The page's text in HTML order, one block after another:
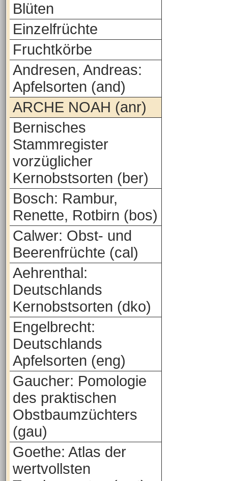
Blüten
Einzelfrüchte
Fruchtkörbe
Andresen, Andreas:
Apfelsorten (and)
ARCHE NOAH (anr)
Bernisches
Stammregister
vorzüglicher
Kernobstsorten (ber)
Bosch: Rambur,
Renette, Rotbirn (bos)
Calwer: Obst- und
Beerenfrüchte (cal)
Aehrenthal:
Deutschlands
Kernobstsorten (dko)
Engelbrecht:
Deutschlands
Apfelsorten (eng)
Gaucher: Pomologie
des praktischen
Obstbaumzüchters
(gau)
Goethe: Atlas der
wertvollsten